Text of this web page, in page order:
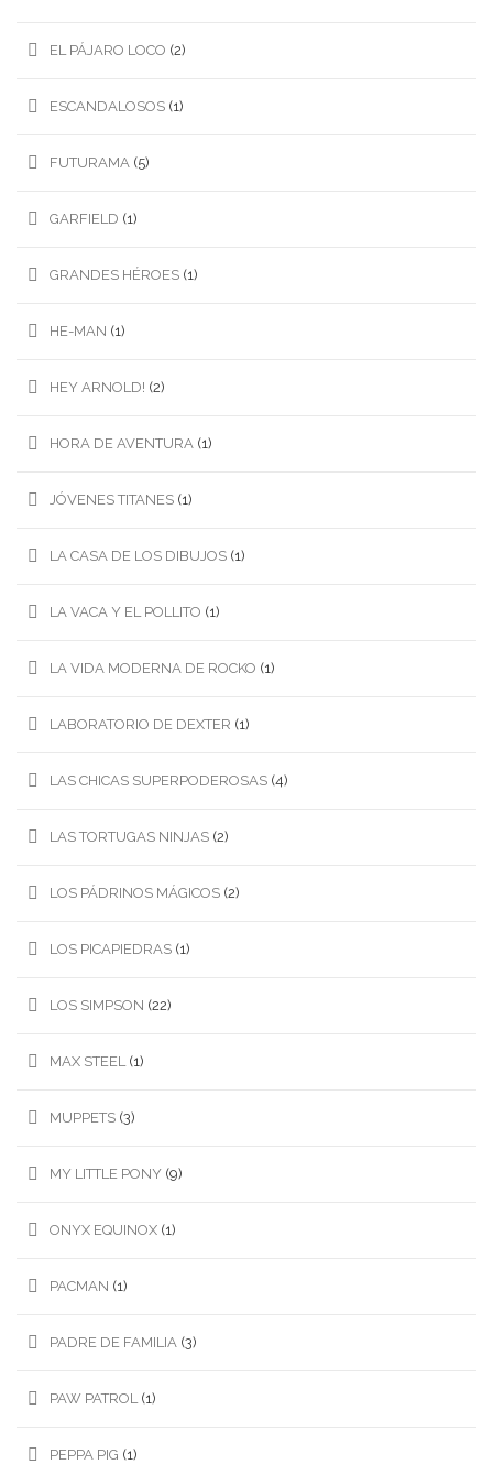
EL PÁJARO LOCO (2)
ESCANDALOSOS (1)
FUTURAMA (5)
GARFIELD (1)
GRANDES HÉROES (1)
HE-MAN (1)
HEY ARNOLD! (2)
HORA DE AVENTURA (1)
JÓVENES TITANES (1)
LA CASA DE LOS DIBUJOS (1)
LA VACA Y EL POLLITO (1)
LA VIDA MODERNA DE ROCKO (1)
LABORATORIO DE DEXTER (1)
LAS CHICAS SUPERPODEROSAS (4)
LAS TORTUGAS NINJAS (2)
LOS PÁDRINOS MÁGICOS (2)
LOS PICAPIEDRAS (1)
LOS SIMPSON (22)
MAX STEEL (1)
MUPPETS (3)
MY LITTLE PONY (9)
ONYX EQUINOX (1)
PACMAN (1)
PADRE DE FAMILIA (3)
PAW PATROL (1)
PEPPA PIG (1)